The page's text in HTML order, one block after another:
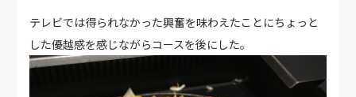
テレビでは得られなかった興奮を味わえたことにちょっと
した優越感を感じながらコースを後にした。